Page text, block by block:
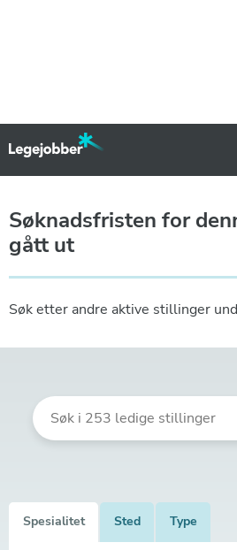
Søknadsfristen for
gått ut
Søk etter andre aktive stillinger
Spesialitet Sted Type